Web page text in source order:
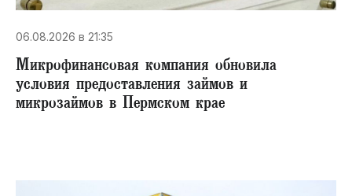
06.08.2026 в 21:35
Микрофинансовая компания обновила
условия предоставления займов и
микрозаймов в Пермском крае